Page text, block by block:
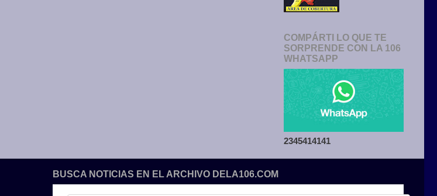
COMPÁRTI LO QUE TE
SORPRENDE CON LA 106
WHATSAPP
2345414141
BUSCA NOTICIAS EN EL ARCHIVO DELA106.COM